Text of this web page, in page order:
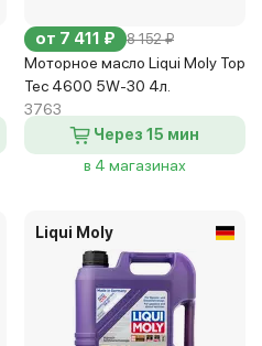
от 7 411 ₽ 8 152 ₽
Моторное масло Liqui Moly Top
Tec 4600 5W-30 4л.
3763
Через 15 мин
в 4 магазинах
Liqui Moly